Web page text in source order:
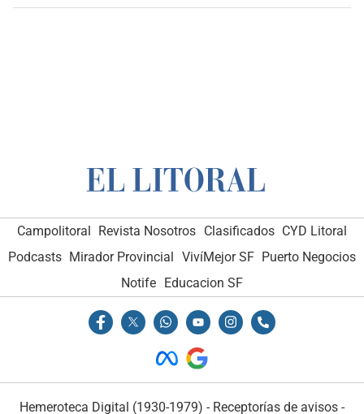
Campolitoral Revista Nosotros Clasificados CYD Litoral
Podcasts Mirador Provincial VivíMejor SF Puerto Negocios
Notife Educacion SF
Hemeroteca Digital (1930-1979) - Receptorías de avisos -